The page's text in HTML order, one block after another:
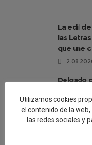
La edil
las
que une
Delgado
capote
1.08.2026
El
Utilizamos cookies
el contenido de la
las redes sociales y